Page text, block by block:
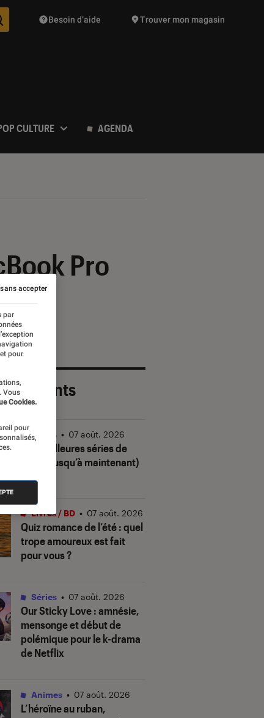
Des suggestions de produits vont vous être proposées
Besoin d’aide Trouver mon magasin
CULTURE AGENDA
Pro
récents
Les meilleures séries de
2026 (jusqu’à maintenant)
Séries • 07 août. 2026
Quiz romance de l’été : quel
trope amoureux est fait
pour vous ?
Livres / BD • 07 août. 2026
Our Sticky Love: amnésie,
mensonge et début de
polémique pour le k-drama
de Netflix
Séries • 07 août. 2026
L’héroïne au ruban,
Animes • 07 août. 2026
par
pour
Vous
Cookies.
pour
accepter